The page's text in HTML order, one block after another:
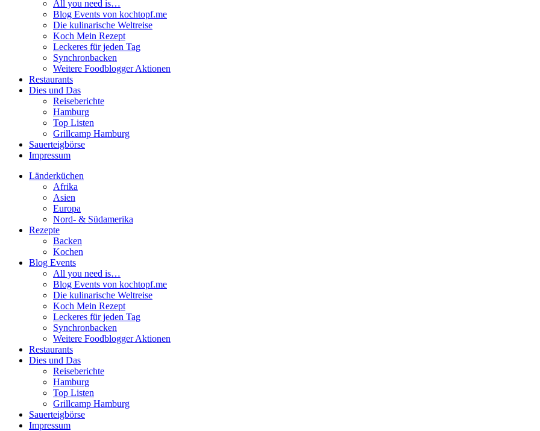
All you need is…
Blog Events von kochtopf.me
Die kulinarische Weltreise
Koch Mein Rezept
Leckeres für jeden Tag
Synchronbacken
Weitere Foodblogger Aktionen
Restaurants
Dies und Das
Reiseberichte
Hamburg
Top Listen
Grillcamp Hamburg
Sauerteigbörse
Impressum
Länderküchen
Afrika
Asien
Europa
Nord- & Südamerika
Rezepte
Backen
Kochen
Blog Events
All you need is…
Blog Events von kochtopf.me
Die kulinarische Weltreise
Koch Mein Rezept
Leckeres für jeden Tag
Synchronbacken
Weitere Foodblogger Aktionen
Restaurants
Dies und Das
Reiseberichte
Hamburg
Top Listen
Grillcamp Hamburg
Sauerteigbörse
Impressum